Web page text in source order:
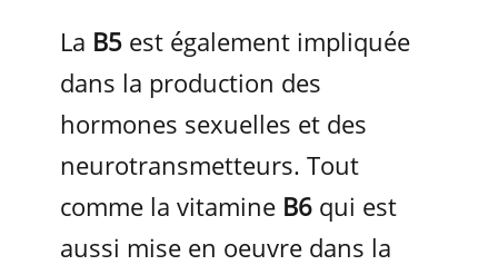
La B5 est également impliquée
dans la production des
hormones sexuelles et des
neurotransmetteurs. Tout
comme la vitamine B6 qui est
aussi mise en oeuvre dans la